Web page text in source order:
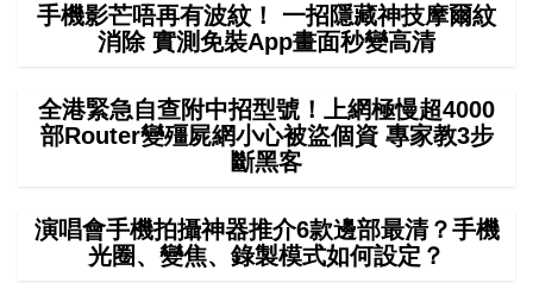
手機影芒唔再有波紋！ 一招隱藏神技摩爾紋
消除 實測免裝App畫面秒變高清
全港緊急自查附中招型號！上網極慢超4000
部Router變殭屍網小心被盜個資 專家教3步
斷黑客
演唱會手機拍攝神器推介6款邊部最清？手機
光圈、變焦、錄製模式如何設定？